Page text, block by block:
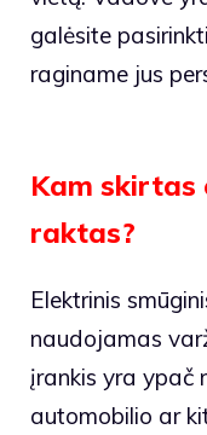
galėsite
raginame jus
Kam skirtas
raktas?
Elektrinis
naudojamas
įrankis yra ypač
automobilio ar